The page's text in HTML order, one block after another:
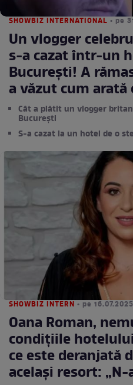
SHOWBIZ INTERNATIONAL • pe
Un vlogger
s-a cazat într-un
București! A
a văzut cum arată
Cât a plătit un vlogger
București
S-a cazat la un hotel de o
SHOWBIZ INTERN • pe
Oana Roman,
condițiile
ce este deranjată
același resort: „N-